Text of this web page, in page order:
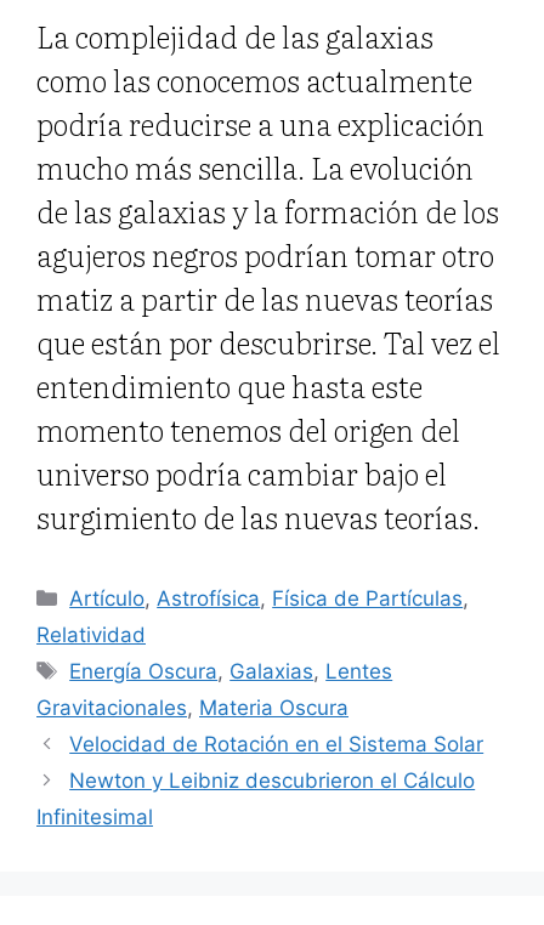
La complejidad de las galaxias
como las conocemos actualmente
podría reducirse a una explicación
mucho más sencilla. La evolución
de las galaxias y la formación de los
agujeros negros podrían tomar otro
matiz a partir de las nuevas teorías
que están por descubrirse. Tal vez el
entendimiento que hasta este
momento tenemos del origen del
universo podría cambiar bajo el
surgimiento de las nuevas teorías.
Categorías
Artículo, Astrofísica, Física de Partículas,
Relatividad
Etiquetas
Energía Oscura, Galaxias, Lentes
Gravitacionales, Materia Oscura
Velocidad de Rotación en el Sistema Solar
Newton y Leibniz descubrieron el Cálculo
Infinitesimal